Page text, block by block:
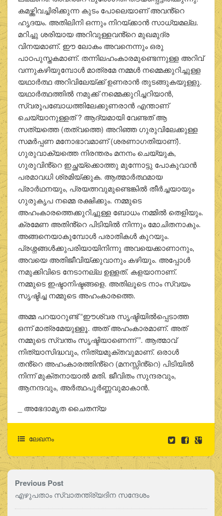
കമഴ്ത്തിവച്ചിരിക്കുന്ന കുടം പോലെയാണ് അവൻ്റെ
ഹൃദയം. അതിലിനി ഒന്നും നിറയ്ക്കാൻ സാധ്യമല്ല.
മറിച്ചു ശരിയായ അറിവുള്ളവൻ്റെ മുഖമുദ്ര
വിനയമാണ്. ഈ ലോകം അവനെന്നും ഒരു
പാഠപുസ്തകമാണ്. തന്നിലഹംകാരമുണ്ടെന്നുള്ള അറിവ്
വന്നുകഴിയുമ്പോൾ മാത്രമേ നമ്മൾ നമ്മെക്കുറിച്ചുള്ള
യഥാർത്ഥ അറിവിലേയ്ക്ക് ഉണരാൻ തുടങ്ങുകയുള്ളു.
യഥാർത്ഥത്തിൽ നമുക്ക് നമ്മെക്കുറിച്ചറിയാൻ,
സ്വരൂപബോധത്തിലേക്കുണരാൻ എന്താണ്
ചെയ്യാനുള്ളത് ? ആദ്യമായി വേണ്ടത് ആ
സത്യത്തെ (തത്വത്തെ) അറിഞ്ഞ ഗുരുവിലേക്കുള്ള
സമർപ്പണ മനോഭാവമാണ് (ശരണാഗതിയാണ്).
ഗുരുവാക്യത്തെ നിരന്തരം മനനം ചെയ്യുക,
ഗുരുവിൻ്റെ ഇച്ഛയ്ക്കൊത്തു മുന്നോട്ടു പോകുവാൻ
പരമാവധി ശ്രമിയ്ക്കുക. ആത്മാർത്ഥമായ
പ്രാർഥനയും, പ്രയത്നവുമുണ്ടെങ്കിൽ തീർച്ചയായും
ഗുരുകൃപ നമ്മെ രക്ഷിക്കും. നമ്മുടെ
അഹംകാരത്തെക്കുറിച്ചുള്ള ബോധം നമ്മിൽ തെളിയും.
ക്രമേണ അതിൻ്റെ പിടിയിൽ നിന്നും മോചിതനാകും.
അങ്ങനെയാകുമ്പോൾ പരാതികൾ കുറയും.
പ്രശ്നങ്ങൾക്കുപരിയായിനിന്നു അവയെക്കാണാനും,
അവയെ അതിജീവിയ്ക്കുവാനും കഴിയും. അപ്പോൾ
നമുക്കിവിടെ നേടാനല്ല ഉള്ളത്. കളയാനാണ്.
നമ്മുടെ ഇഷ്ടാനിഷ്ടങ്ങളെ. അതിലൂടെ നാം സ്വയം
സൃഷ്ടിച്ച നമ്മുടെ അഹംകാരത്തെ.
അമ്മ പറയാറുണ്ട് “ഈശ്വര സൃഷ്ടിയിൽപ്പെടാത്ത
ഒന്ന് മാത്രമേയുള്ളൂ. അത് അഹംകാരമാണ്. അത്
നമ്മുടെ സ്വന്തം സൃഷ്ടിയാണെന്ന് ”. ആത്മാവ്
നിത്യാസിദ്ധവും, നിത്യമുക്തവുമാണ്. ഒരാൾ
തൻ്റെ അഹംകാരത്തിൻ്റെ (മനസ്സിൻ്റെ) പിടിയിൽ
നിന്ന് മുക്തനായാൽ മതി. ജീവിതം സുന്ദരവും,
ആനന്ദവും, അർത്ഥപൂർണ്ണവുമാകാൻ.
_ അഭേദാമൃത ചൈതന്യ
ലേഖനം
Previous Post
എഴുപതാം സ്വാതന്ത്ര്യദിന സന്ദേശം